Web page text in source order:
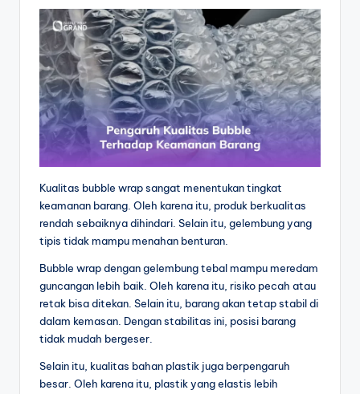
Kualitas bubble wrap sangat menentukan tingkat
keamanan barang. Oleh karena itu, produk berkualitas
rendah sebaiknya dihindari. Selain itu, gelembung yang
tipis tidak mampu menahan benturan.
Bubble wrap dengan gelembung tebal mampu meredam
guncangan lebih baik. Oleh karena itu, risiko pecah atau
retak bisa ditekan. Selain itu, barang akan tetap stabil di
dalam kemasan. Dengan stabilitas ini, posisi barang
tidak mudah bergeser.
Selain itu, kualitas bahan plastik juga berpengaruh
besar. Oleh karena itu, plastik yang elastis lebih